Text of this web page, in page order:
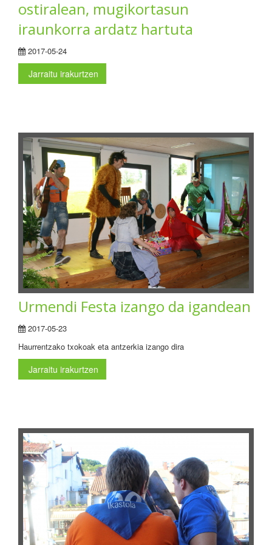
ostiralean, mugikortasun
iraunkorra ardatz hartuta
2017-05-24
Jarraitu irakurtzen
Urmendi Festa izango da igandean
2017-05-23
Haurrentzako txokoak eta antzerkia izango dira
Jarraitu irakurtzen